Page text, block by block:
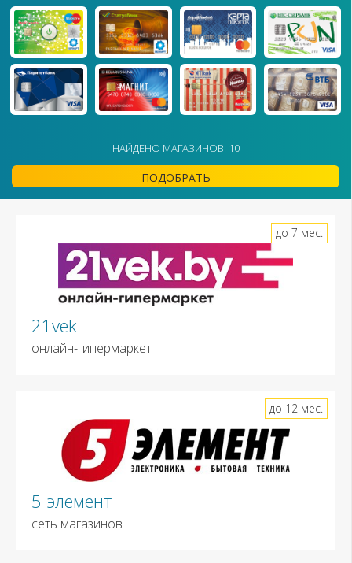
НАЙДЕНО МАГАЗИНОВ: 10
ПОДОБРАТЬ
21vek
онлайн-гипермаркет
до 7 мес.
5 элемент
сеть магазинов
до 12 мес.